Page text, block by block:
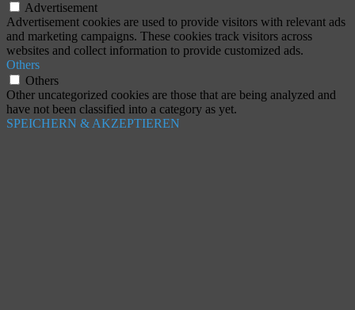
Advertisement
Advertisement cookies are used to provide visitors with relevant ads
and marketing campaigns. These cookies track visitors across
websites and collect information to provide customized ads.
Others
Others
Other uncategorized cookies are those that are being analyzed and
have not been classified into a category as yet.
SPEICHERN & AKZEPTIEREN